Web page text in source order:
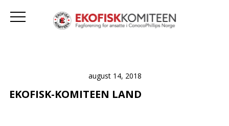
august 14, 2018
EKOFISK-KOMITEEN LAND